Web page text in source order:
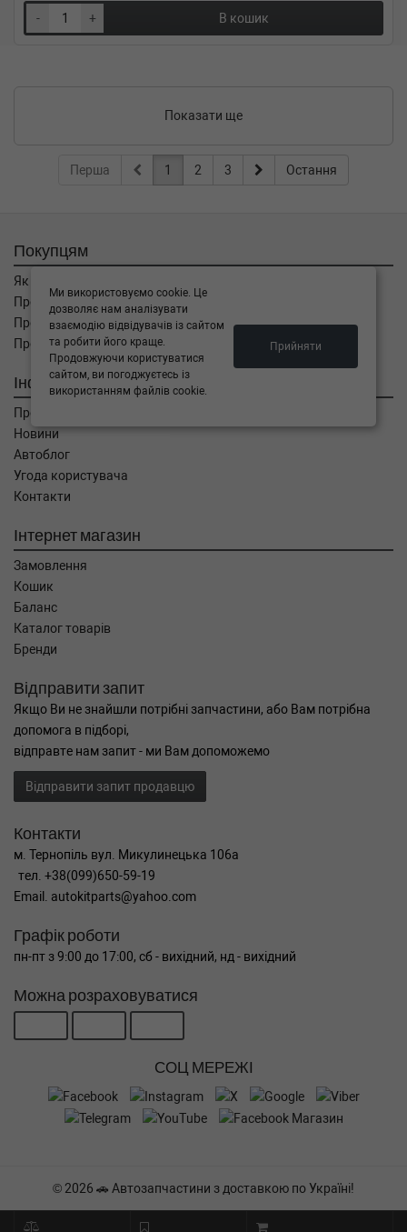
- + В кошик
Показати ще
Перша 1 2 3 Остання
Покупцям
Як замовити
Про оплату
Про доставку
Про повернення
Інформація
Про компанію
Новини
Автоблог
Угода користувача
Контакти
Інтернет магазин
Замовлення
Кошик
Баланс
Каталог товарів
Бренди
Відправити запит
Якщо Ви не знайшли потрібні запчастини, або Вам потрібна
допомога в підборі,
відправте нам запит - ми Вам допоможемо
Відправити запит продавцю
Контакти
м. Тернопіль вул. Микулинецька 106а
тел. +38(099)650-59-19
Email. autokitparts@yahoo.com
Графік роботи
пн-пт з 9:00 до 17:00, сб - вихідний, нд - вихідний
Можна розраховуватися
СОЦ МЕРЕЖІ
© 2026 🚗 Автозапчастини з доставкою по Україні!
Ми використовуємо cookie. Це
дозволяє нам аналізувати
взаємодію відвідувачів із сайтом
та робити його краще.
Продовжуючи користуватися
сайтом, ви погоджуєтесь із
використанням файлів cookie.
Прийняти